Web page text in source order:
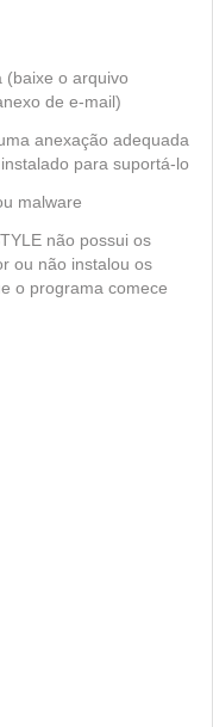
(baixe o arquivo
de e-mail)
anexação adequada
para suportá-lo
malware
não possui os
ou não instalou os
o programa comece